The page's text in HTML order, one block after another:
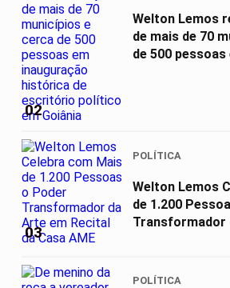
02
Welton Lemos
de mais de 70
de 500
03
POLÍTICA
Welton Lemos
de 1.200
Transformador
POLÍTICA